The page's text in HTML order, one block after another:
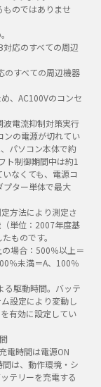
ものではありませ
応のすべての周辺
のすべての周辺機器
、AC100Vのコンセ
波電流抑制対策実行
ンの電源が切れてい
パソコン本体で約
ト制御期間中は約1
なくても、電源コ
プター単体で最大
方法により測定さ
単位：2007年度基
ものです。
場合：500％以上＝
％未満＝A、100％
る駆動時間。バッテ
設定により変動し
有効に設定してい
電時間は電源ON
は、動作環境・シ
テリーを充電する